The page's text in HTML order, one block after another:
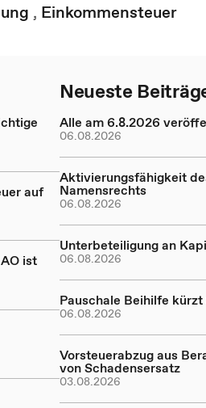
, Einkommensteuer
auf
ist
Neueste
Alle am 6.8.2026
06.08.2026
Aktivierungsfähigkeit
Namensrechts
06.08.2026
Unterbeteiligung an
06.08.2026
Pauschale Beihilfe
06.08.2026
Vorsteuerabzug aus
von Schadensersatz
03.08.2026